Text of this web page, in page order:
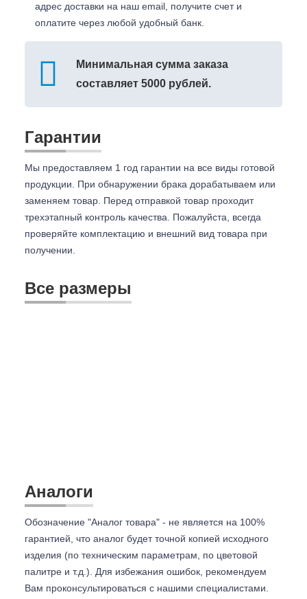
адрес доставки на наш email, получите счет и
оплатите через любой удобный банк.
Минимальная сумма заказа
составляет 5000 рублей.
Гарантии
Мы предоставляем 1 год гарантии на все виды готовой
продукции. При обнаружении брака дорабатываем или
заменяем товар. Перед отправкой товар проходит
трехэтапный контроль качества. Пожалуйста, всегда
проверяйте комплектацию и внешний вид товара при
получении.
Все размеры
Аналоги
Обозначение "Аналог товара" - не является на 100%
гарантией, что аналог будет точной копией исходного
изделия (по техническим параметрам, по цветовой
палитре и т.д.). Для избежания ошибок, рекомендуем
Вам проконсультироваться с нашими специалистами.